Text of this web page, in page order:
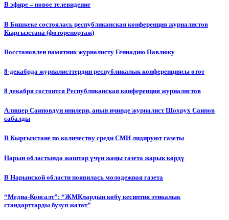
В эфире – новое телевидение
В Бишкеке состоялась республиканская конференция журналистов
Кыргызстана (фоторепортаж)
Восстановлен памятник журналисту Геннадию Павлюку
8-декабрда журналисттердин республикалык конференциясы өтөт
8 декабря состоится Республиканская конференция журналистов
Алишер Саиповдун инилери, анын ичинде журналист Шохрух Саипов
сабалды
В Кыргызстане по количеству среди СМИ лидируют газеты
Нарын областында жаштар үчүн жаңы газета жарык көрдү
В Нарынской области появилась молодежная газета
“Медиа-Консалт”: “ЖМКлардын көбү кесиптик этикалык
стандарттарды бузуп жатат”